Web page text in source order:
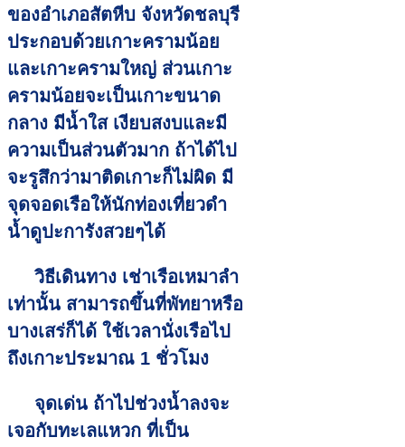
ของอำเภอสัตหีบ จังหวัดชลบุรี
ประกอบด้วยเกาะครามน้อย
และเกาะครามใหญ่ ส่วนเกาะ
ครามน้อยจะเป็นเกาะขนาด
กลาง มีน้ำใส เงียบสงบและมี
ความเป็นส่วนตัวมาก ถ้าได้ไป
จะรูสึกว่ามาติดเกาะก็ไม่ผิด มี
จุดจอดเรือให้นักท่องเที่ยวดำ
น้ำดูปะการังสวยๆได้
วิธีเดินทาง เช่าเรือเหมาลำ
เท่านั้น สามารถขึ้นที่พัทยาหรือ
บางเสร่ก็ได้ ใช้เวลานั่งเรือไป
ถึงเกาะประมาณ 1 ชั่วโมง
จุดเด่น ถ้าไปช่วงน้ำลงจะ
เจอกับทะเลแหวก ที่เป็น